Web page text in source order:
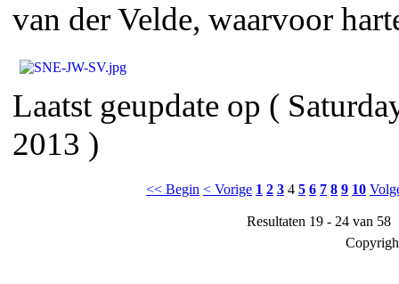
van der Velde, waarvoor
Laatst geupdate op (
2013 )
<< Begin < Vorige 1 2 3 4 5 6 7 8 9 10
Resultaten 19 - 24 van 58